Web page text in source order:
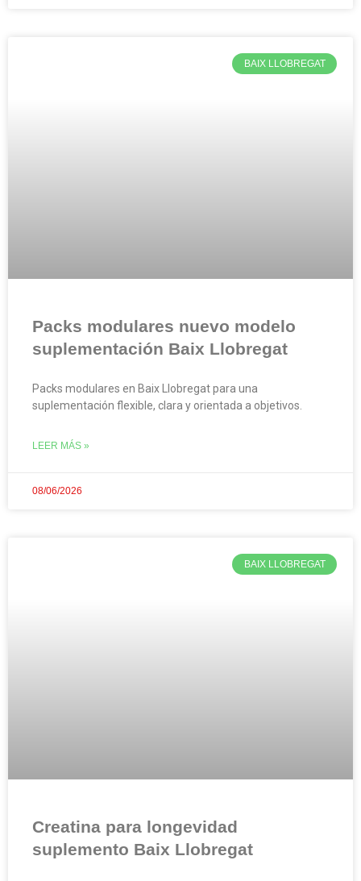
BAIX LLOBREGAT
Packs modulares nuevo modelo
suplementación Baix Llobregat
Packs modulares en Baix Llobregat para una
suplementación flexible, clara y orientada a objetivos.
LEER MÁS »
08/06/2026
BAIX LLOBREGAT
Creatina para longevidad
suplemento Baix Llobregat